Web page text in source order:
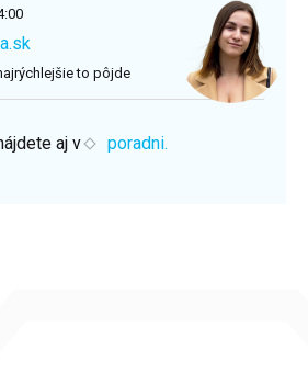
to pôjde
aj v poradni.